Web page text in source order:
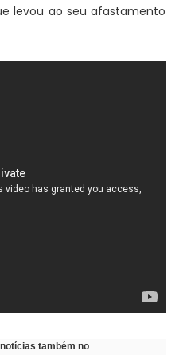
levou ao seu afastamento
também no